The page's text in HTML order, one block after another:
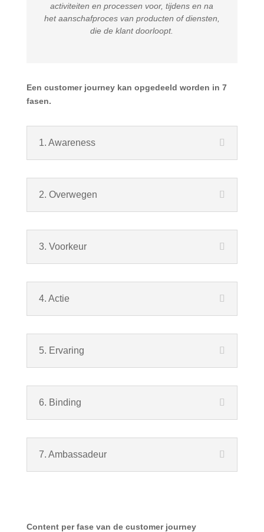
activiteiten en processen voor, tijdens en na
het aanschafproces van producten of diensten,
die de klant doorloopt.
Een customer journey kan opgedeeld worden in 7
fasen.
1. Awareness
2. Overwegen
3. Voorkeur
4. Actie
5. Ervaring
6. Binding
7. Ambassadeur
Content per fase van de customer journey